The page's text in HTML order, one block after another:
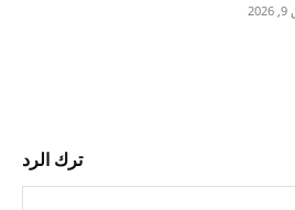
ترك الرد